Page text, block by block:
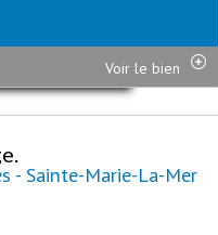
Voir le bien
- Sainte-Marie-La-Mer